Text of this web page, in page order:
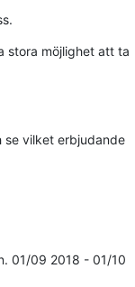
stora möjlighet att ta
se vilket erbjudande
01/09 2018 - 01/10